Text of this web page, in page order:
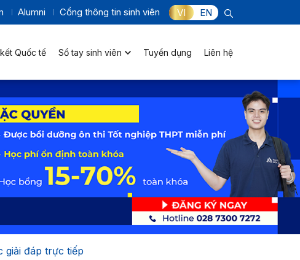
Alumni Cổng thông tin sinh viên VI EN
Quốc tế Sổ tay sinh viên Tuyển dụng Liên hệ
giải đáp trực tiếp